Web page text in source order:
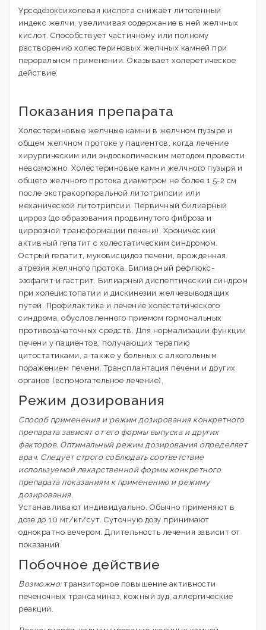
Урсодезоксихолевая кислота снижает литогенный
индекс желчи, увеличивая содержание в ней желчных
кислот. Способствует частичному или полному
растворению холестериновых желчных камней при
пероральном применении. Оказывает холеретическое
действие.
Показания препарата
Холестериновые желчные камни в желчном пузыре и
общем желчном протоке у пациентов, когда лечение
хирургическим или эндоскопическим методом провести
невозможно. Холестериновые камни желчного пузыря и
общего желчного протока диаметром не более 1.5-2 см
после экстракорпоральной литотрипсии или
механической литотрипсии. Первичный билиарный
цирроз (до образования продвинутого фиброза и
циррозной трансформации печени). Хронический
активный гепатит с холестатическим синдромом.
Острый гепатит, муковисцидоз печени, врожденная
атрезия желчного протока. Билиарный рефлюкс-
эзофагит и гастрит. Билиарный диспептический синдром
при холецистопатии и дискинезии желчевыводящих
путей. Профилактика и лечение холестатического
синдрома, обусловленного приемом гормональных
противозачаточных средств. Для нормализации функции
печени у пациентов, получающих терапию
цитостатиками, а также у больных с алкогольным
поражением печени. Трансплантация печени и других
органов (вспомогательное лечение).
Режим дозирования
Способ применения и режим дозирования конкретного
препарата зависят от его формы выпуска и других
факторов. Оптимальный режим дозирования определяет
врач. Следует строго соблюдать соответствие
используемой лекарственной формы конкретного
препарата показаниям к применению и режиму
дозирования.
Устанавливают индивидуально. Обычно применяют в
дозе до 10 мг/кг/сут. Суточную дозу принимают
однократно вечером. Длительность лечения зависит от
показаний.
Побочное действие
Возможно:транзиторное повышение активности
печеночных трансаминаз, кожный зуд, аллергические
реакции.